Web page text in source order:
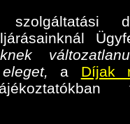
a Díjak